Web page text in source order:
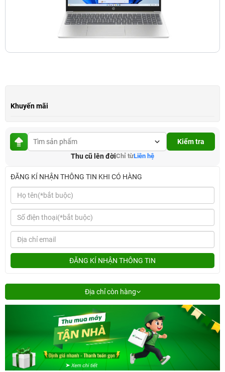
Khuyến mãi
Kiểm tra
Thu cũ lên đờiChỉ từLiên hệ
ĐĂNG KÍ NHẬN THÔNG TIN KHI CÓ HÀNG
ĐĂNG KÍ NHẬN THÔNG TIN
Địa chỉ còn hàng